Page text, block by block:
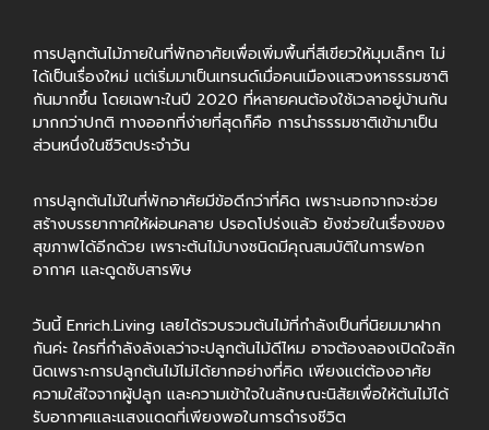
การปลูกต้นไม้ภายในที่พักอาศัยเพื่อเพิ่มพื้นที่สีเขียวให้มุมเล็กๆ ไม่
ได้เป็นเรื่องใหม่ แต่เริ่มมาเป็นเทรนด์เมื่อคนเมืองแสวงหาธรรมชาติ
กันมากขึ้น โดยเฉพาะในปี 2020 ที่หลายคนต้องใช้เวลาอยู่บ้านกัน
มากกว่าปกติ ทางออกที่ง่ายที่สุดก็คือ การนำธรรมชาติเข้ามาเป็น
ส่วนหนึ่งในชีวิตประจำวัน
การปลูกต้นไม้ในที่พักอาศัยมีข้อดีกว่าที่คิด เพราะนอกจากจะช่วย
สร้างบรรยากาศให้ผ่อนคลาย ปรอดโปร่งแล้ว ยังช่วยในเรื่องของ
สุขภาพได้อีกด้วย เพราะต้นไม้บางชนิดมีคุณสมบัติในการฟอก
อากาศ และดูดซับสารพิษ
วันนี้Enrich.Living เลยได้รวบรวมต้นไม้ที่กำลังเป็นที่นิยมมาฝาก
กันค่ะ ใครที่กำลังลังเลว่าจะปลูกต้นไม้ดีไหม อาจต้องลองเปิดใจสัก
นิดเพราะการปลูกต้นไม้ไม่ได้ยากอย่างที่คิด เพียงแต่ต้องอาศัย
ความใส่ใจจากผู้ปลูก และความเข้าใจในลักษณะนิสัยเพื่อให้ต้นไม้ได้
รับอากาศและแสงแดดที่เพียงพอในการดำรงชีวิต